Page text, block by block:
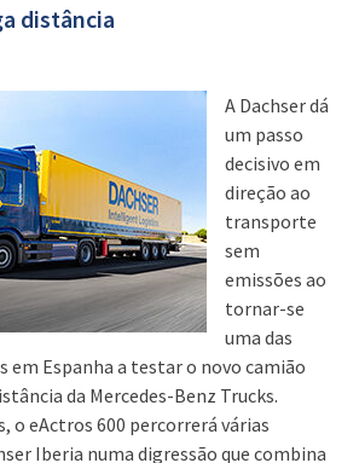
distância
A Dachser dá
um passo
decisivo em
direção ao
transporte
sem
emissões ao
tornar-se
uma das
em Espanha a testar o novo camião
da Mercedes-Benz Trucks.
o eActros 600 percorrerá várias
Iberia numa digressão que combina